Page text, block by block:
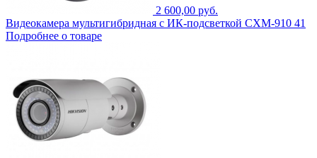
2 600,00 руб.
Видеокамера мультигибридная с ИК-подсветкой CXM-910 41
Подробнее о товаре